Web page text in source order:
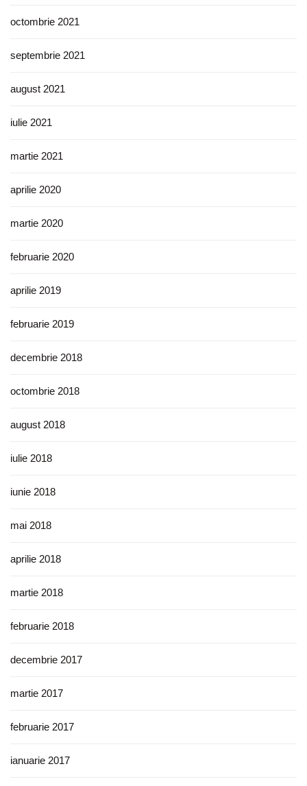
octombrie 2021
septembrie 2021
august 2021
iulie 2021
martie 2021
aprilie 2020
martie 2020
februarie 2020
aprilie 2019
februarie 2019
decembrie 2018
octombrie 2018
august 2018
iulie 2018
iunie 2018
mai 2018
aprilie 2018
martie 2018
februarie 2018
decembrie 2017
martie 2017
februarie 2017
ianuarie 2017